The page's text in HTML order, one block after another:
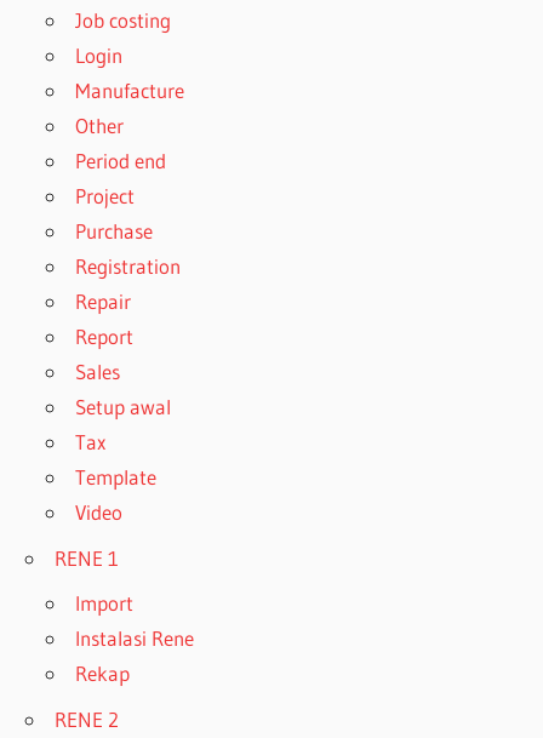
Job costing
Login
Manufacture
Other
Period end
Project
Purchase
Registration
Repair
Report
Sales
Setup awal
Tax
Template
Video
RENE 1
Import
Instalasi Rene
Rekap
RENE 2